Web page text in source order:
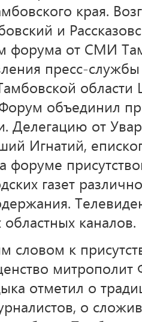
края.
и
форума от СМИ
пресс-
объединил
Делегацию от
Игнатий,
форуме
газет
каналов.
словом к
митрополит
отметил о
о